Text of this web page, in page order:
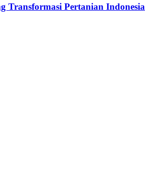
Transformasi Pertanian Indonesia